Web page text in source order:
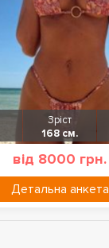
Зріст
168 см.
від 8000 грн.
Детальна анкета